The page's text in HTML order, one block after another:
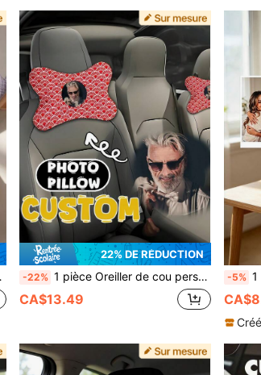
22% DE RÉDUCTION
-22% 1 pièce Oreiller de cou personnalisable, personnalisez avec votre photo préférée, meilleur choix de cadeau, convient pour fête d'anniversaire, fête des pères, fête des mères, Halloween, Noël, réveillon de Noël, Saint-Valentin, anniversaire, jour personnel, jour du souvenir, Thanksgiving, Pâques, poisson d'avril, carnaval, journée portes ouvertes, fête nationale
CA$13.49
-5% 1 Coussin